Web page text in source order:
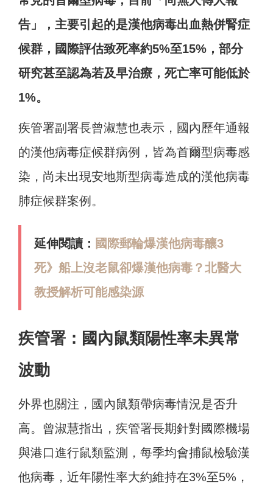
告」，主要引起的是漢他病毒出血熱併腎症
候群，國際評估致死率約5%至15%，部分
研究甚至認為若及早治療，死亡率可能低於
1%。
疾管署副署長曾淑慧也表示，國內歷年通報
的漢他病毒症候群病例，皆為首爾型病毒感
染，尚未出現安地斯型病毒造成的漢他病毒
肺症候群案例。
延伸閱讀： 國際郵輪爆漢他病毒釀3
死》船上沒老鼠卻爆漢他病毒？北醫大
教授解析可能感染源
疾管署：國內鼠類陽性率未異常
波動
外界也關注，國內鼠類帶病毒情況是否升
高。曾淑慧指出，疾管署長期針對國際機場
與港口進行鼠類監測，每季均會捕鼠檢驗漢
他病毒，近年陽性率大約維持在3%至5%，